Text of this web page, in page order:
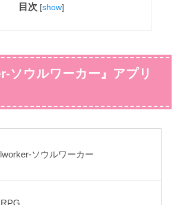
目次 [show]
ソウルワーカー』アプリ
ソウルワーカー